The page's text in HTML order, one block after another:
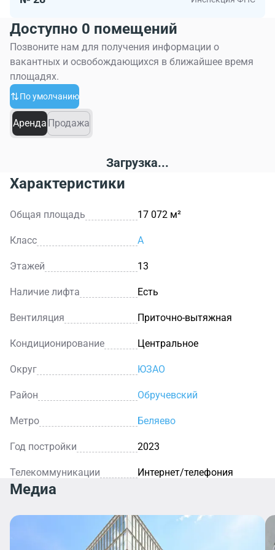
Доступно 0 помещений
Позвоните нам для получения информации о
вакантных и освобождающихся в ближайшее время
площадях.
По умолчанию
Аренда Продажа
Загрузка...
Характеристики
Общая площадь 17 072 м²
Класс A
Этажей 13
Наличие лифта Есть
Вентиляция Приточно-вытяжная
Кондиционирование Центральное
Округ ЮЗАО
Район Обручевский
Метро Беляево
Год постройки 2023
Телекоммуникации Интернет/телефония
Медиа